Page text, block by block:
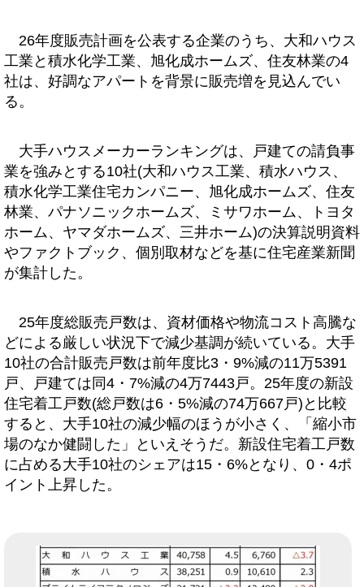
26年度販売計画を公表する企業のうち、大和ハウス
工業と積水化学工業、旭化成ホームズ、住友林業の4
社は、好調なアパートを背景に販売増を見込んでい
る。
大手ハウスメーカーランキングは、戸建ての請負事
業を強みとする10社(大和ハウス工業、積水ハウス、
積水化学工業住宅カンパニー、旭化成ホームズ、住友
林業、パナソニックホームズ、ミサワホーム、トヨタ
ホーム、ヤマダホームズ、三井ホーム)の決算説明資料
やファクトブック、個別取材などを基に住宅産業新聞
が集計した。
25年度総販売戸数は、資材価格や物流コスト高騰な
どによる厳しい状況下で減少基調が続いている。大手
10社の合計販売戸数は前年度比3・9%減の11万5391
戸、戸建ては同4・7%減の4万7443戸。25年度の新設
住宅着工戸数(総戸数は6・5%減の74万667戸)と比較
すると、大手10社の減少幅のほうが小さく、「縮小市
場のなか健闘した」といえそうだ。新設住宅着工戸数
に占める大手10社のシェアは15・6%となり、0・4ポ
イント上昇した。